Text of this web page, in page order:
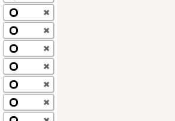
✖
✖
✖
✖
✖
✖